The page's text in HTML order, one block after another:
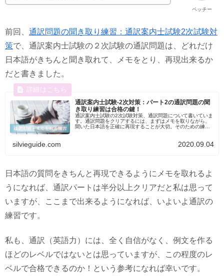
ペッチー
前回、 通訳問題の聞き取り練習：通訳案内士試験2次試験対
策で、通訳案内士試験の２次試験の通訳問題は、どれだけ
日本語がきちんと聞き取れて、メモをとり、再現出来るか
だと書きました。
通訳案内士試験-2次対策：パート2の通訳問題の聞
き取り練習は合格の鍵！
通訳案内士試験の2次試験対策、通訳問題について書いていま
す。通訳問題をクリアするには、まずはメモを取りながら、
聞いた日本語を正確に再現することが大切。そのための練習
silvieguide.com 2020.09.04
日本語の質問をきちんと再現できるようにメモを取れるよ
うになれば、通訳パートは半分以上クリアだと私は思って
いますが、ここまで出来るようになれば、いよいよ通訳の
練習です。
私も、通訳（英語力）には、全く自信がなく、例文を作る
ほどのレベルではないとは思っていますが、この程度のレ
ベルで合格できるのか！という参考になれば幸いです。